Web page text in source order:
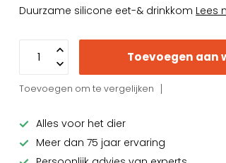
Duurzame silicone eet-& drinkkom Lees
Toevoegen aan
Toevoegen om te vergelijken
Alles voor het dier
Meer dan 75 jaar ervaring